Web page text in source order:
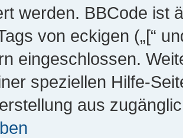
werden. BBCode ist
von eckigen („[“
eingeschlossen.
speziellen Hilfe-
aus